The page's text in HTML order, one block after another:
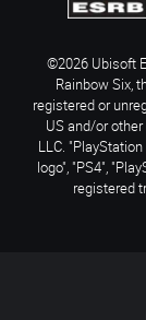
©2026 Ubisoft
Rainbow Six,
registered or
US and/or
LLC.
logo", "PS4",
registered